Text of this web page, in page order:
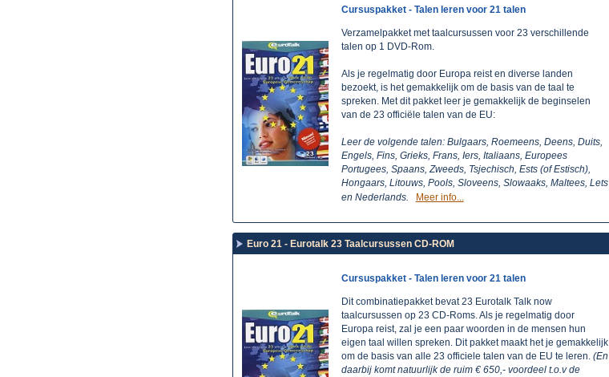
Cursuspakket - Talen leren voor 21 talen
Verzamelpakket met taalcursussen voor 23 verschillende
talen op 1 DVD-Rom.
Als je regelmatig door Europa reist en diverse landen
bezoekt, is het gemakkelijk om de basis van de taal te
spreken. Met dit pakket leer je gemakkelijk de beginselen
van de 23 officiële talen van de EU:
Leer de volgende talen: Bulgaars, Roemeens, Deens, Duits,
Engels, Fins, Grieks, Frans, Iers, Italiaans, Europees
Portugees, Spaans, Zweeds, Tsjechisch, Ests (of Estisch),
Hongaars, Litouws, Pools, Sloveens, Slowaaks, Maltees, Lets
en Nederlands.
Meer info...
Euro 21 - Eurotalk 23 Taalcursussen CD-ROM
Cursuspakket - Talen leren voor 21 talen
Dit combinatiepakket bevat 23 Eurotalk Talk now
taalcursussen op 23 CD-Roms. Als je regelmatig door
Europa reist, zal je een paar woorden in de mensen hun
eigen taal willen spreken. Dit pakket maakt het je gemakkelijk
om de basis van alle 23 officiele talen van de EU te leren. (En
daarbij komt natuurlijk de ruim € 650,- voordeel t.o.v de